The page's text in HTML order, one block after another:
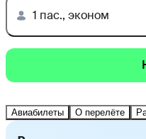
1 пас., эконом
Авиабилеты О перелёте